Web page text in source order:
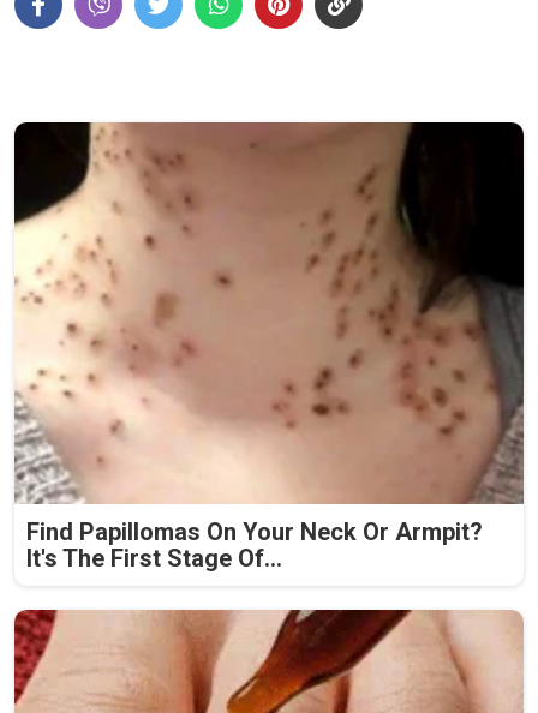
Find Papillomas On Your Neck Or Armpit?
It's The First Stage Of...